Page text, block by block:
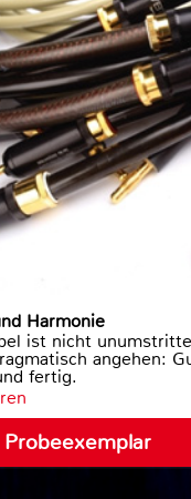
Harmonie
ist nicht
angehen:
fertig.